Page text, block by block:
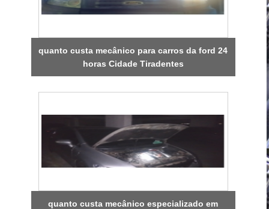
quanto custa mecânico para carros da ford 24
horas Cidade Tiradentes
quanto custa mecânico especializado em